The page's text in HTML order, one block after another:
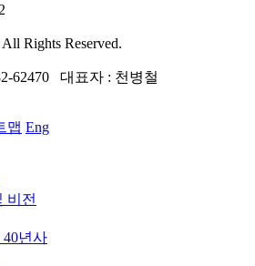
Rights Reserved.
62470 대표자 : 천병철
맵 Eng
비전
년사